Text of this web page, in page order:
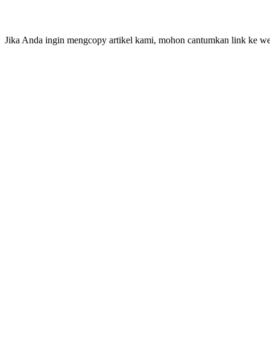
Jika Anda ingin mengcopy artikel kami, mohon cantumkan link ke